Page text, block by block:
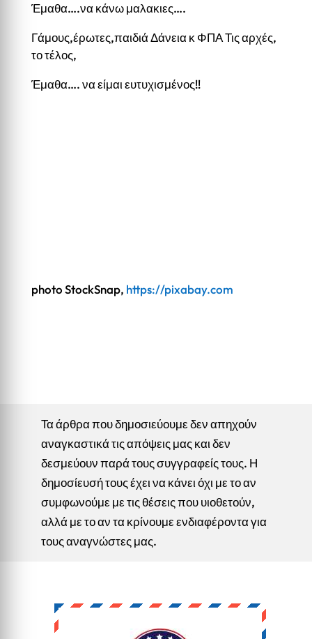
Έμαθα….να κάνω μαλακιες….
Γάμους,έρωτες,παιδιά Δάνεια κ ΦΠΑ Τις αρχές,
το τέλος,
Έμαθα…. να είμαι ευτυχισμένος!!
photo StockSnap, https://pixabay.com
Τα άρθρα που δημοσιεύουμε δεν απηχούν
αναγκαστικά τις απόψεις μας και δεν
δεσμεύουν παρά τους συγγραφείς τους. Η
δημοσίευσή τους έχει να κάνει όχι με το αν
συμφωνούμε με τις θέσεις που υιοθετούν,
αλλά με το αν τα κρίνουμε ενδιαφέροντα για
τους αναγνώστες μας.